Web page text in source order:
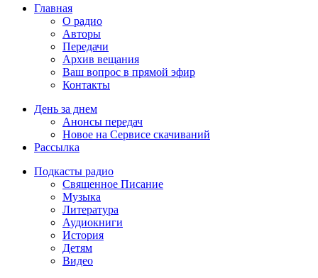
Главная
О радио
Авторы
Передачи
Архив вещания
Ваш вопрос в прямой эфир
Контакты
День за днем
Анонсы передач
Новое на Сервисе скачиваний
Рассылка
Подкасты радио
Священное Писание
Музыка
Литература
Аудиокниги
История
Детям
Видео